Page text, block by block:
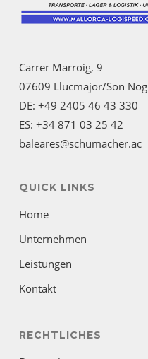
Carrer Marroig, 9
07609 Llucmajor/Son
DE: +49 2405 46 43 330
ES: +34 871 03 25 42
baleares@schumacher.ac
QUICK LINKS
Home
Unternehmen
Leistungen
Kontakt
RECHTLICHES